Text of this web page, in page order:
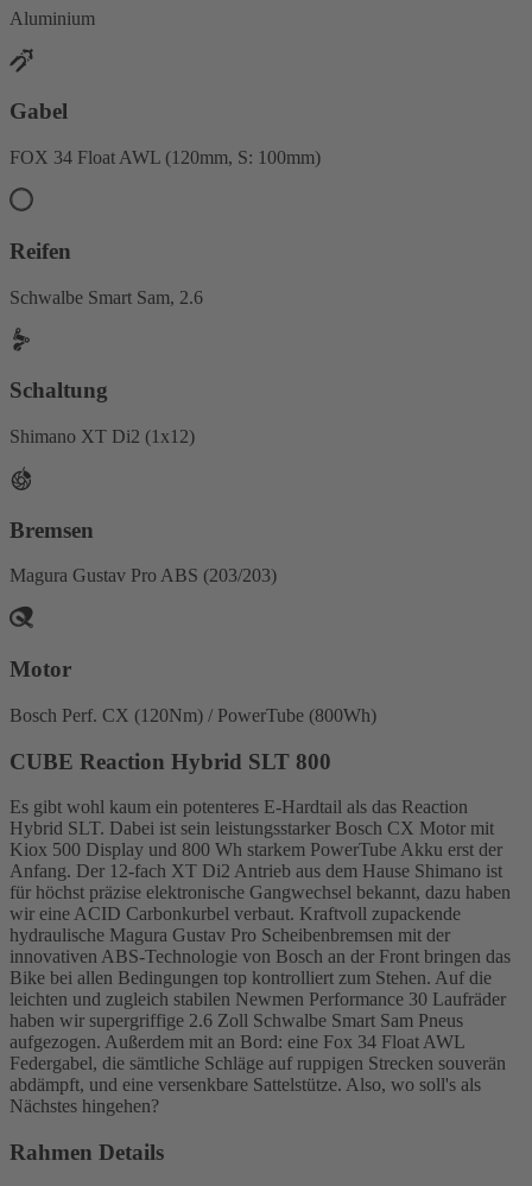
Aluminium
Gabel
FOX 34 Float AWL (120mm, S: 100mm)
Reifen
Schwalbe Smart Sam, 2.6
Schaltung
Shimano XT Di2 (1x12)
Bremsen
Magura Gustav Pro ABS (203/203)
Motor
Bosch Perf. CX (120Nm) / PowerTube (800Wh)
CUBE Reaction Hybrid SLT 800
Es gibt wohl kaum ein potenteres E-Hardtail als das Reaction
Hybrid SLT. Dabei ist sein leistungsstarker Bosch CX Motor mit
Kiox 500 Display und 800 Wh starkem PowerTube Akku erst der
Anfang. Der 12-fach XT Di2 Antrieb aus dem Hause Shimano ist
für höchst präzise elektronische Gangwechsel bekannt, dazu haben
wir eine ACID Carbonkurbel verbaut. Kraftvoll zupackende
hydraulische Magura Gustav Pro Scheibenbremsen mit der
innovativen ABS-Technologie von Bosch an der Front bringen das
Bike bei allen Bedingungen top kontrolliert zum Stehen. Auf die
leichten und zugleich stabilen Newmen Performance 30 Laufräder
haben wir supergriffige 2.6 Zoll Schwalbe Smart Sam Pneus
aufgezogen. Außerdem mit an Bord: eine Fox 34 Float AWL
Federgabel, die sämtliche Schläge auf ruppigen Strecken souverän
abdämpft, und eine versenkbare Sattelstütze. Also, wo soll's als
Nächstes hingehen?
Rahmen Details